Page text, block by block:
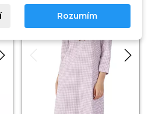
Rozumím